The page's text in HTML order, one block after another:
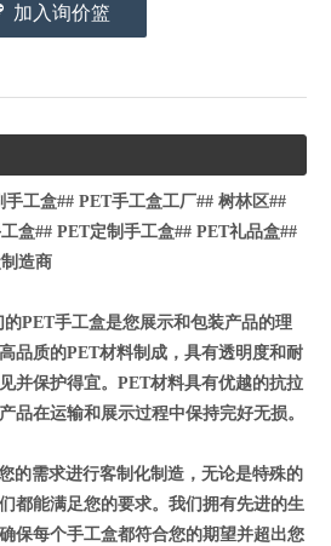
加入询价篮
手工盒## PET手工盒工厂## 树林区##
盒## PET定制手工盒## PET礼品盒##
造商
的PET手工盒是您展示和包装产品的理
品质的PET材料制成，具有透明度和耐
并保护得宜。 PET材料具有优越的抗拉
品在运输和展示过程中保持完好无损。
的需求进行客制化制造，无论是特殊的
都能满足您的要求。我们拥有先进的生
保每个手工盒都符合您的期望并超出您